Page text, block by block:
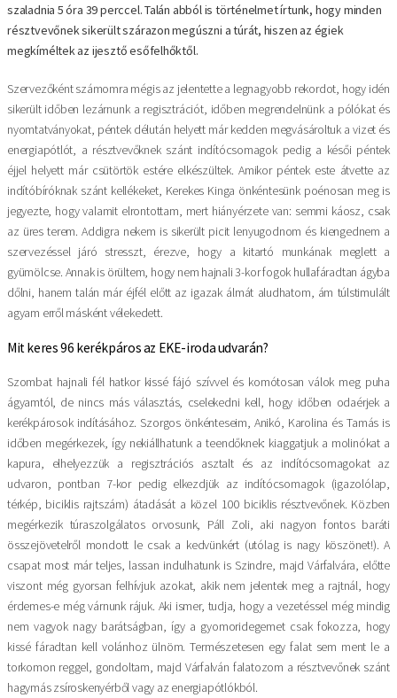
szaladnia 5 óra 39 perccel. Talán abból is történelmet írtunk, hogy minden
résztvevőnek sikerült szárazon megúszni a túrát, hiszen az égiek
megkíméltek az ijesztő esőfelhőktől.
Szervezőként számomra mégis az jelentette a legnagyobb rekordot, hogy idén
sikerült időben lezárnunk a regisztrációt, időben megrendelnünk a pólókat és
nyomtatványokat, péntek délután helyett már kedden megvásároltuk a vizet és
energiapótlót, a résztvevőknek szánt indítócsomagok pedig a késői péntek
éjjel helyett már csütörtök estére elkészültek. Amikor péntek este átvette az
indítóbíróknak szánt kellékeket, Kerekes Kinga önkéntesünk poénosan meg is
jegyezte, hogy valamit elrontottam, mert hiányérzete van: semmi káosz, csak
az üres terem. Addigra nekem is sikerült picit lenyugodnom és kiengednem a
szervezéssel járó stresszt, érezve, hogy a kitartó munkának meglett a
gyümölcse. Annak is örültem, hogy nem hajnali 3-kor fogok hullafáradtan ágyba
dőlni, hanem talán már éjfél előtt az igazak álmát aludhatom, ám túlstimulált
agyam erről másként vélekedett.
Mit keres 96 kerékpáros az EKE-iroda udvarán?
Szombat hajnali fél hatkor kissé fájó szívvel és komótosan válok meg puha
ágyamtól, de nincs más választás, cselekedni kell, hogy időben odaérjek a
kerékpárosok indításához. Szorgos önkénteseim, Anikó, Karolina és Tamás is
időben megérkezek, így nekiállhatunk a teendőknek: kiaggatjuk a molinókat a
kapura, elhelyezzük a regisztrációs asztalt és az indítócsomagokat az
udvaron, pontban 7-kor pedig elkezdjük az indítócsomagok (igazolólap,
térkép, biciklis rajtszám) átadását a közel 100 biciklis résztvevőnek. Közben
megérkezik túraszolgálatos orvosunk, Páll Zoli, aki nagyon fontos baráti
összejövetelről mondott le csak a kedvünkért (utólag is nagy köszönet!). A
csapat most már teljes, lassan indulhatunk is Szindre, majd Várfalvára, előtte
viszont még gyorsan felhívjuk azokat, akik nem jelentek meg a rajtnál, hogy
érdemes-e még várnunk rájuk. Aki ismer, tudja, hogy a vezetéssel még mindig
nem vagyok nagy barátságban, így a gyomoridegemet csak fokozza, hogy
kissé fáradtan kell volánhoz ülnöm. Természetesen egy falat sem ment le a
torkomon reggel, gondoltam, majd Várfalván falatozom a résztvevőnek szánt
hagymás zsíroskenyérből vagy az energiapótlókból.